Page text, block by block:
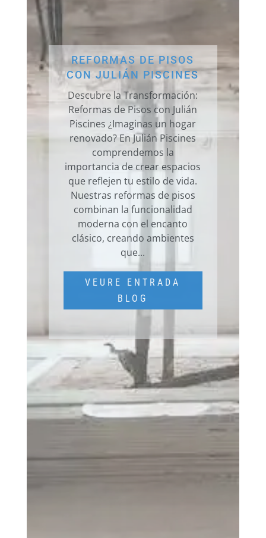
PISCINES ECO-
FRIENDLY
En la búsqueda constante de
soluciones sostenibles, las
piscinas eco-friendly han
emergido como una opción
vanguardista que combina el
disfrute del agua con la
responsabilidad ambiental. La
conciencia sobre la
conservación del medio
ambiente ha llevado a la
creación de tecnologías
innovadoras para...
VEURE ENTRADA
BLOG